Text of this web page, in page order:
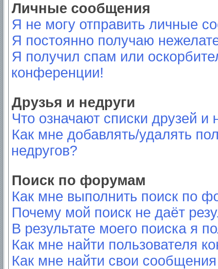
Личные сообщения
Я не могу отправить личные
Я постоянно получаю
Я получил спам или
конференции!
Друзья и недруги
Что означают списки друзей и
Как мне добавлять/удалять
недругов?
Поиск по форумам
Как мне выполнить поиск по
Почему мой поиск не даёт
В результате моего поиска я
Как мне найти пользователя
Как мне найти свои